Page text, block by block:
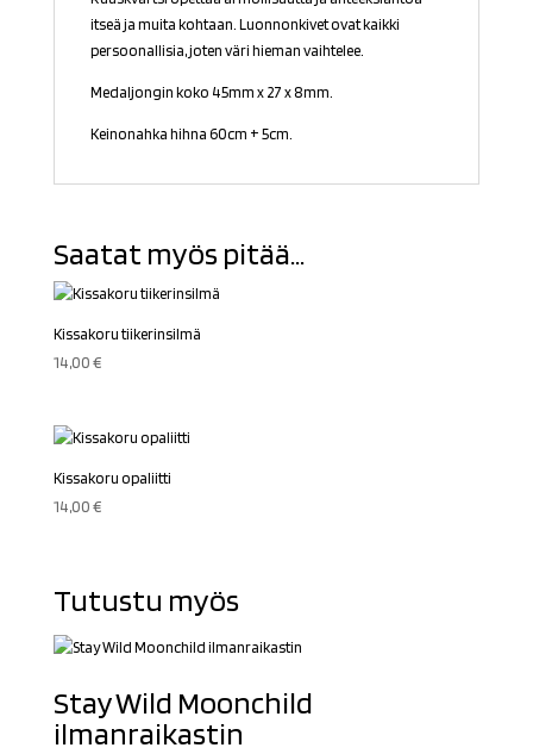
itseä ja muita kohtaan. Luonnonkivet ovat kaikki
persoonallisia, joten väri hieman vaihtelee.
Medaljongin koko 45mm x 27 x 8mm.
Keinonahka hihna 60cm + 5cm.
Saatat myös pitää...
Kissakoru tiikerinsilmä
14,00€
Kissakoru opaliitti
14,00€
Tutustu myös
Stay Wild Moonchild
ilmanraikastin